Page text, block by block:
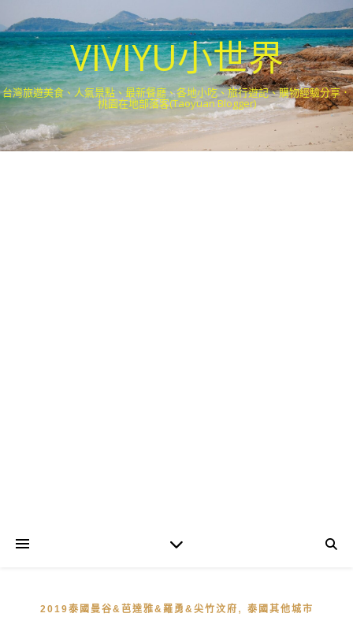
VIVIYU小世界
台灣旅遊美食、人氣景點、最新餐廳、各地小吃、旅行遊記、購物經驗分享．
桃園在地部落客(Taoyuan Blogger)
2019泰國曼谷&芭達雅&羅勇&尖竹汶府 , 泰國其他城市